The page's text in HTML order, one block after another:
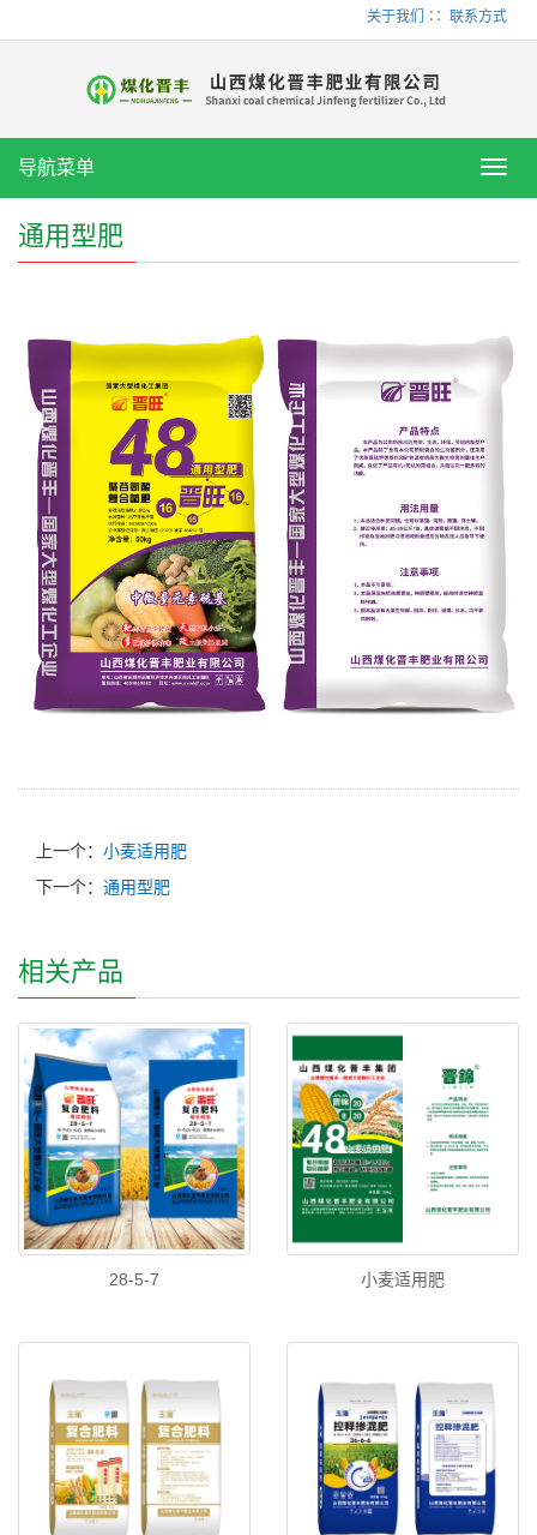
关于我们 ∷ 联系方式
导航菜单
通用型肥
上一个： 小麦适用肥
下一个： 通用型肥
相关产品
28-5-7 小麦适用肥